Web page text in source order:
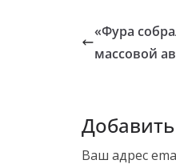
«Фура
массовой
Ваш адрес